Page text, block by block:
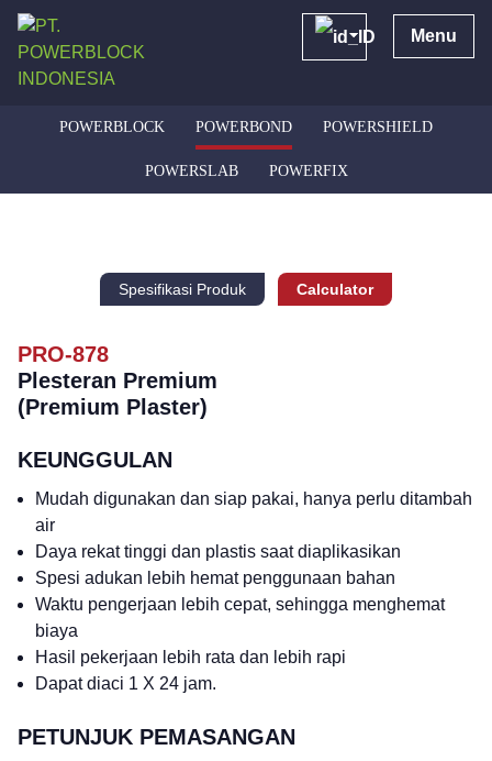
Menu
POWERBLOCK POWERBOND POWERSHIELD
POWERSLAB POWERFIX
Spesifikasi Produk Calculator
PRO-878
Plesteran Premium
(Premium Plaster)
KEUNGGULAN
Mudah digunakan dan siap pakai, hanya perlu ditambah
air
Daya rekat tinggi dan plastis saat diaplikasikan
Spesi adukan lebih hemat penggunaan bahan
Waktu pengerjaan lebih cepat, sehingga menghemat
biaya
Hasil pekerjaan lebih rata dan lebih rapi
Dapat diaci 1 X 24 jam.
PETUNJUK PEMASANGAN